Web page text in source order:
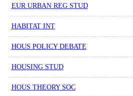
EUR URBAN REG STUD
HABITAT INT
HOUS POLICY DEBATE
HOUSING STUD
HOUS THEORY SOC